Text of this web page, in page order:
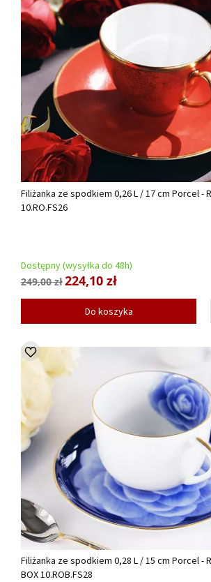
Filiżanka ze spodkiem 0,26 L / 17 cm Porcel -
10.RO.FS26
Dostępny (wysyłka do 48h)
249,00 zł224,10 zł
Do koszyka
Filiżanka ze spodkiem 0,28 L / 15 cm Porcel -
BOX 10.ROB.FS28